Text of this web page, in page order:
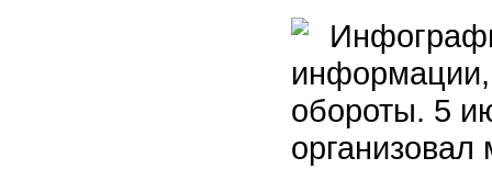
информации,
обороты. 5